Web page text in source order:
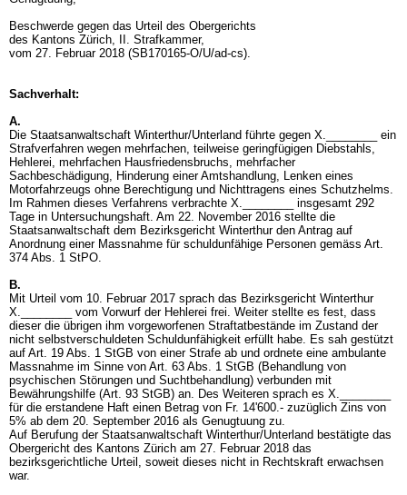
Beschwerde gegen das Urteil des Obergerichts
des Kantons Zürich, II. Strafkammer,
vom 27. Februar 2018 (SB170165-O/U/ad-cs).
Sachverhalt:
A.
Die Staatsanwaltschaft Winterthur/Unterland führte gegen X.________ ein
Strafverfahren wegen mehrfachen, teilweise geringfügigen Diebstahls,
Hehlerei, mehrfachen Hausfriedensbruchs, mehrfacher
Sachbeschädigung, Hinderung einer Amtshandlung, Lenken eines
Motorfahrzeugs ohne Berechtigung und Nichttragens eines Schutzhelms.
Im Rahmen dieses Verfahrens verbrachte X.________ insgesamt 292
Tage in Untersuchungshaft. Am 22. November 2016 stellte die
Staatsanwaltschaft dem Bezirksgericht Winterthur den Antrag auf
Anordnung einer Massnahme für schuldunfähige Personen gemäss Art.
374 Abs. 1 StPO.
B.
Mit Urteil vom 10. Februar 2017 sprach das Bezirksgericht Winterthur
X.________ vom Vorwurf der Hehlerei frei. Weiter stellte es fest, dass
dieser die übrigen ihm vorgeworfenen Straftatbestände im Zustand der
nicht selbstverschuldeten Schuldunfähigkeit erfüllt habe. Es sah gestützt
auf Art. 19 Abs. 1 StGB von einer Strafe ab und ordnete eine ambulante
Massnahme im Sinne von Art. 63 Abs. 1 StGB (Behandlung von
psychischen Störungen und Suchtbehandlung) verbunden mit
Bewährungshilfe (Art. 93 StGB) an. Des Weiteren sprach es X.________
für die erstandene Haft einen Betrag von Fr. 14'600.- zuzüglich Zins von
5% ab dem 20. September 2016 als Genugtuung zu.
Auf Berufung der Staatsanwaltschaft Winterthur/Unterland bestätigte das
Obergericht des Kantons Zürich am 27. Februar 2018 das
bezirksgerichtliche Urteil, soweit dieses nicht in Rechtskraft erwachsen
war.